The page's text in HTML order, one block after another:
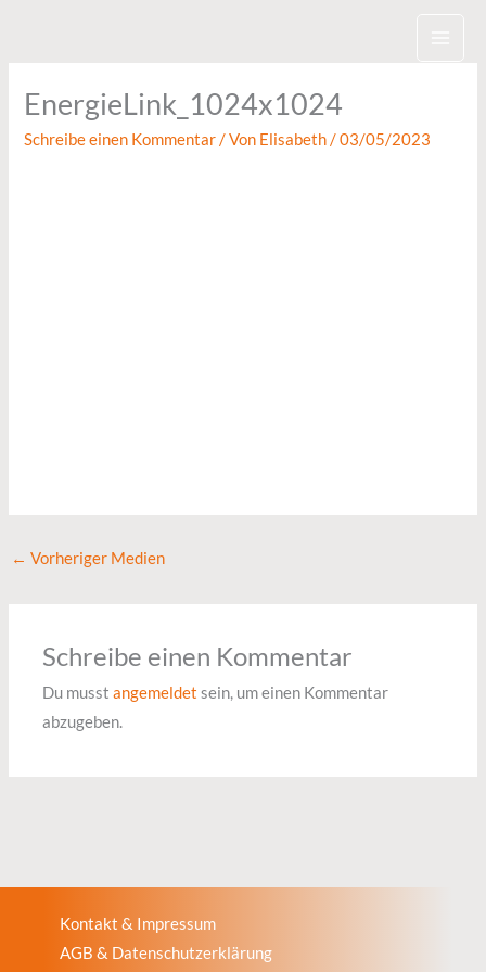
EnergieLink_1024x1024
Schreibe einen Kommentar / Von Elisabeth/03/05/2023
← Vorheriger Medien
Schreibe einen Kommentar
Du musstangemeldet sein, um einen Kommentar
abzugeben.
Kontakt & Impressum
AGB & Datenschutzerklärung